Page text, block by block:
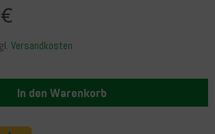
Versandkosten
In den Warenkorb